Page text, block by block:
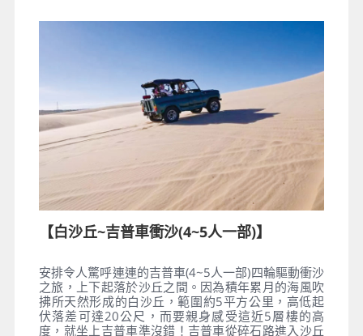
【白沙丘~吉普車衝沙(4~5人一部)】
安排令人驚呼連連的吉普車(4~5人一部)四輪驅動衝沙
之旅，上下起落於沙丘之間。因為積年累月的海風吹
拂所天然形成的白沙丘，範圍約5平方公里，高低起
伏落差可達20公尺，而要親身感受這近5層樓的高
度，就坐上吉普車準沒錯！吉普車從碎石路進入沙丘